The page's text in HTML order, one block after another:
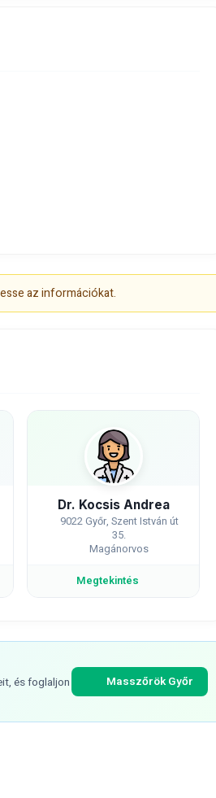
az információkat.
Dr. Kocsis Andrea
9022 Győr, Szent István út
35.
Magánorvos
Megtekintés
és foglaljon
Masszőrök Győr